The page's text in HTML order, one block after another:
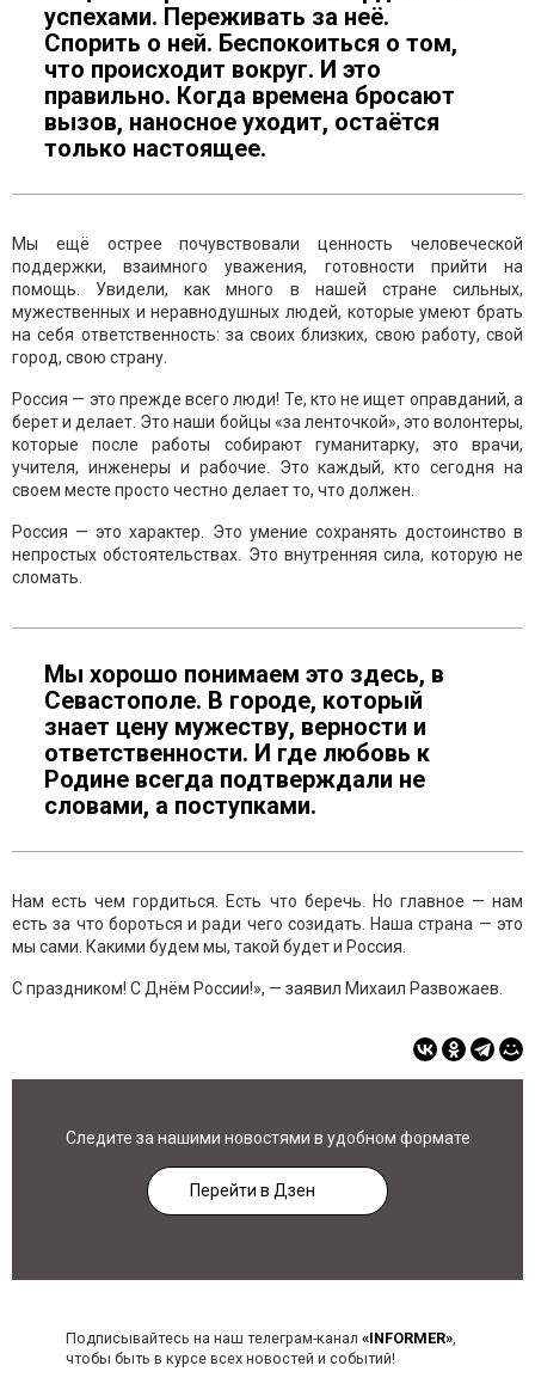
успехами. Переживать за неё.
Спорить о ней. Беспокоиться о том,
что происходит вокруг. И это
правильно. Когда времена бросают
вызов, наносное уходит, остаётся
только настоящее.
Мы ещё острее почувствовали ценность человеческой
поддержки, взаимного уважения, готовности прийти на
помощь. Увидели, как много в нашей стране сильных,
мужественных и неравнодушных людей, которые умеют брать
на себя ответственность: за своих близких, свою работу, свой
город, свою страну.
Россия — это прежде всего люди! Те, кто не ищет оправданий, а
берет и делает. Это наши бойцы «за ленточкой», это волонтеры,
которые после работы собирают гуманитарку, это врачи,
учителя, инженеры и рабочие. Это каждый, кто сегодня на
своем месте просто честно делает то, что должен.
Россия — это характер. Это умение сохранять достоинство в
непростых обстоятельствах. Это внутренняя сила, которую не
сломать.
Мы хорошо понимаем это здесь, в
Севастополе. В городе, который
знает цену мужеству, верности и
ответственности. И где любовь к
Родине всегда подтверждали не
словами, а поступками.
Нам есть чем гордиться. Есть что беречь. Но главное — нам
есть за что бороться и ради чего созидать. Наша страна — это
мы сами. Какими будем мы, такой будет и Россия.
С праздником! С Днём России!», — заявил Михаил Развожаев.
Следите за нашими новостями в удобном формате
Перейти в Дзен
Подписывайтесь на наш телеграм-канал «INFORMER»,
чтобы быть в курсе всех новостей и событий!